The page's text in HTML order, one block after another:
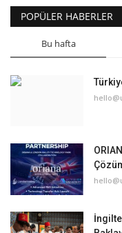
POPÜLER HABERLER
Bu hafta